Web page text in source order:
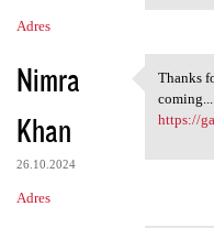
Adres
Nimra
Khan
26.10.2024
Adres
Thanks
Thanks
https://